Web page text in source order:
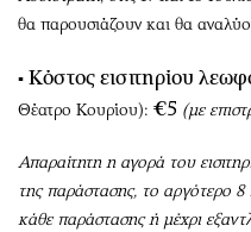
θα παρουσιάζουν και θα
▪ Κόστος εισιτηρίου
Θέατρο Κουρίου): €5 (με
Απαραίτητη η αγορά του
της παράστασης, το αργότερο
κάθε παράστασης ή μέχρι